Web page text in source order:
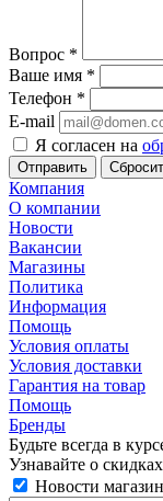
Вопрос *
Ваше имя *
Телефон *
E-mail
Я согласен на
Компания
О компании
Новости
Вакансии
Магазины
Политика
Информация
Помощь
Условия оплаты
Условия доставки
Гарантия на товар
Помощь
Бренды
Будьте всегда в
Узнавайте о
Новости